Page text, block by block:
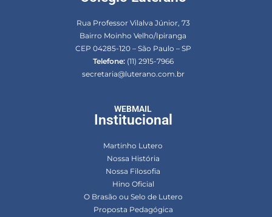
Rua Professor Vilalva Júnior, 73
Bairro Moinho Velho/Ipiranga
CEP 04285-120 – São Paulo – SP
Telefone:(11) 2915-7966
secretaria@luterano.com.br
WEBMAIL
Institucional
Martinho Lutero
Nossa História
Nossa Filosofia
Hino Oficial
O Brasão ou Selo de Lutero
Proposta Pedagógica